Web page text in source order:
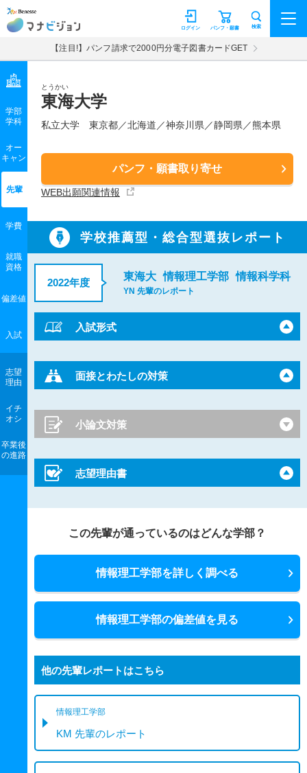
マナビジョン パンフ・願書
ログイン 検索
【注目!】パンフ請求で2000円分電子図書カードGET
とうかい
東海大学
私立大学 東京都／北海道／神奈川県／静岡県／熊本県
パンフ・願書取り寄せ
WEB出願関連情報
学部
学科
オー
キャン
先輩
学費
就職
資格
偏差値
入試
志望
理由
イチ
オシ
卒業後
の進路
学校推薦型・総合型選抜レポート
2022年度
東海大 情報理工学部 情報科学科
YN 先輩のレポート
入試形式
面接とわたしの対策
小論文対策
志望理由書
この先輩が通っているのはどんな学部？
情報理工学部を詳しく調べる
情報理工学部の偏差値を見る
他の先輩レポートはこちら
情報理工学部
KM 先輩のレポート